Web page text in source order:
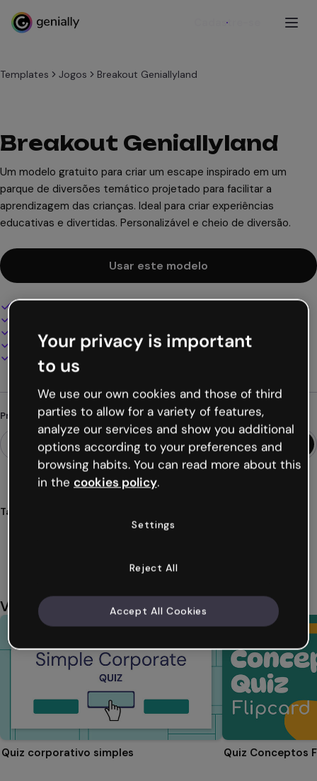
Cadastre-se
Templates Jogos Breakout Geniallyland
Breakout Geniallyland
Um modelo gratuito para criar um escape inspirado em um
parque de diversões temático projetado para facilitar a
aprendizagem das crianças. Ideal para criar experiências
educativas e divertidas. Personalizável e cheio de diversão.
Usar este modelo
Design interativo e animado
Adicione áudio, vídeo e multimídia
Apresente, compartilhe ou publique online
Baixe em PDF, MP4 e outros formatos
Procurando algo diferente?
Tags
escape
Você também pode gostar
Quiz corporativo simples Quiz Conceptos
Your privacy is important
to us
We use our own cookies and those of third
parties to allow for a variety of features,
analyze our services and show you additional
options according to your preferences and
browsing habits. You can read more about this
in the cookies policy.
Settings
Reject All
Accept All Cookies